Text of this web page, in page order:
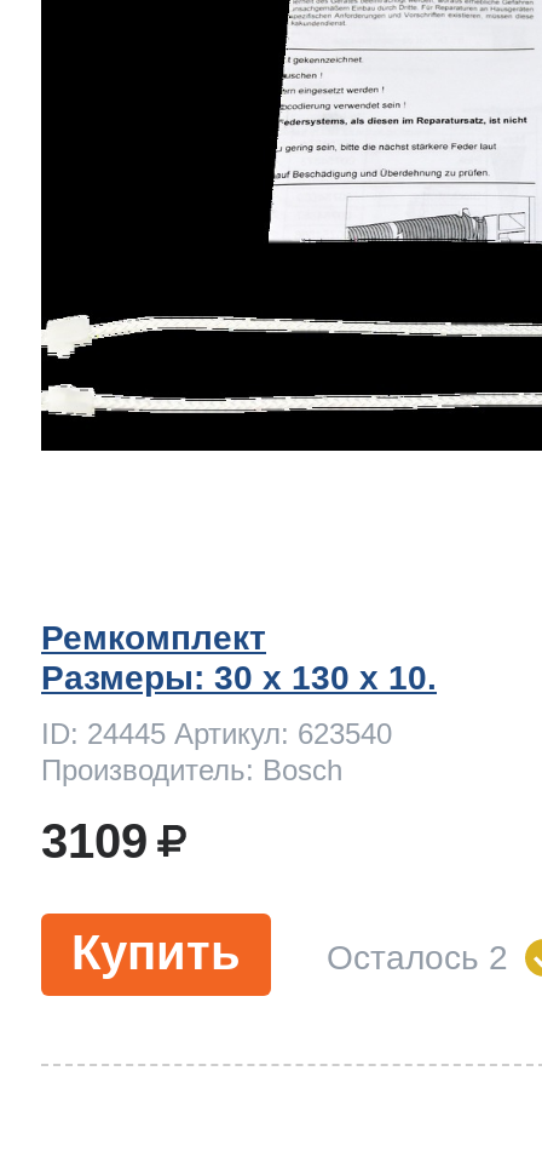
Ремкомплект
Размеры: 30 x 130 х 10.
ID: 24445 Артикул: 623540
Производитель: Bosch
3109
Купить Осталось 2